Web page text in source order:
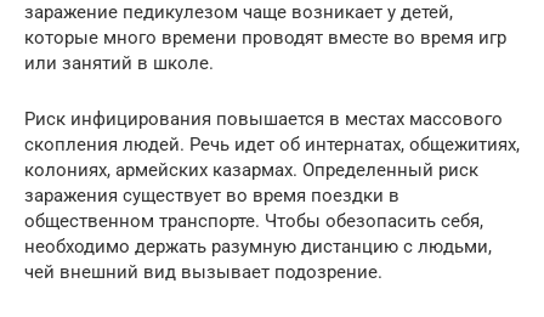
заражение педикулезом чаще возникает у детей,
которые много времени проводят вместе во время игр
или занятий в школе.
Риск инфицирования повышается в местах массового
скопления людей. Речь идет об интернатах, общежитиях,
колониях, армейских казармах. Определенный риск
заражения существует во время поездки в
общественном транспорте. Чтобы обезопасить себя,
необходимо держать разумную дистанцию с людьми,
чей внешний вид вызывает подозрение.